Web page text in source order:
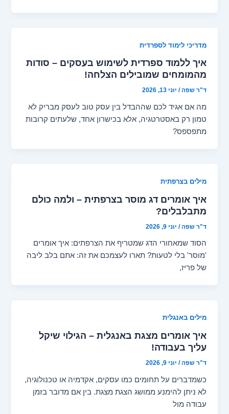
מדריכי לימוד לספרדית
איך ללמוד ספרדית לשימוש בעסקים – סודות
מהמומחים שמובילים הצלחה!
ד"ר שפה/ יוני 13, 2026
מה אם אגיד לכם שההבדל בין עסק טוב לעסק מבריק לא
טמון רק באסטרטגיה, אלא בכישרון אחד, שלעתים קרובות
מתפספס?
מילים בצרפתית
איך אומרים דג מוסר בצרפתית – ולמה כולם
מתבלבלים?
ד"ר שפה/ יוני 9, 2026
הסוד שמאחורי הדג שמטריף את הצרפתים: איך אומרים
'מוסר' בלי לטעות? תארו לעצמכם את זה: אתם בלב ליבה
של פריז,
מילים באנגלית
איך אומרים מצגת באנגלית – הגילוי שיקל
עליך בעבודה!
ד"ר שפה/ יוני 9, 2026
כשמדברים על תחומים כמו עסקים, אקדמיה או טכנולוגיה,
לא ניתן להימנע ממושג הצגת מצגת. בין אם מדובר בזמן
עבודה מול